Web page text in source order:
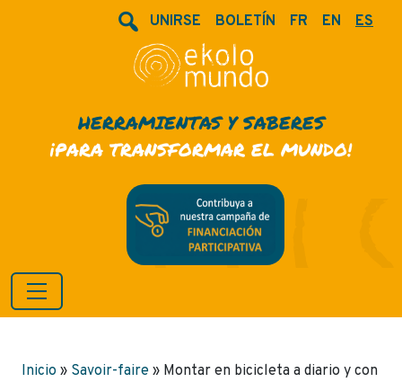
UNIRSE BOLETÍN FR EN ES
HERRAMIENTAS Y SABERES
¡PARA TRANSFORMAR EL MUNDO!
Inicio » Savoir-faire » Montar en bicicleta a diario y con